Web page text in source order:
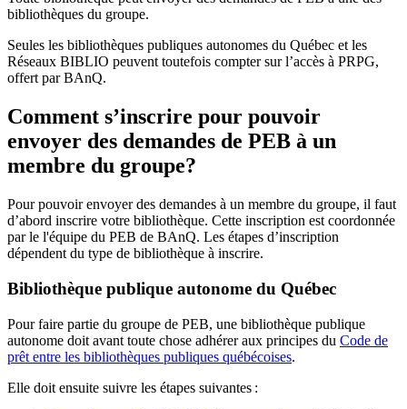
bibliothèques du groupe.
Seules les bibliothèques publiques autonomes du Québec et les
Réseaux BIBLIO peuvent toutefois compter sur l’accès à PRPG,
offert par BAnQ.
Comment s’inscrire pour pouvoir
envoyer des demandes de PEB à un
membre du groupe?
Pour pouvoir envoyer des demandes à un membre du groupe, il faut
d’abord inscrire votre bibliothèque. Cette inscription est coordonnée
par le l'équipe du PEB de BAnQ. Les étapes d’inscription
dépendent du type de bibliothèque à inscrire.
Bibliothèque publique autonome du Québec
Pour faire partie du groupe de PEB, une bibliothèque publique
autonome doit avant toute chose adhérer aux principes du Code de
prêt entre les bibliothèques publiques québécoises.
Elle doit ensuite suivre les étapes suivantes :